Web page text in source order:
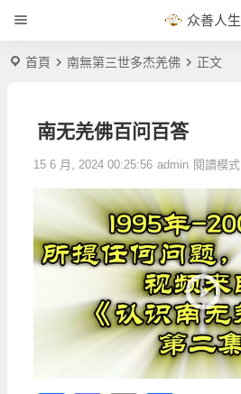
众善人生
首頁 南無第三世多杰羌佛 正文
南无羌佛百问百答
15 6 月, 2024 00:25:56 admin 閱讀模式
訊
播